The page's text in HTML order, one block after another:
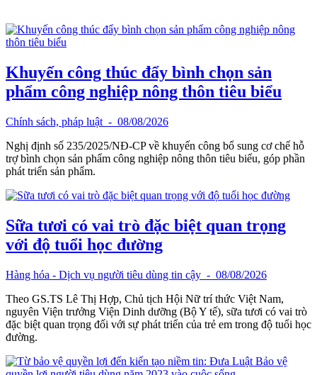
Khuyến công thúc đẩy bình chọn sản
phẩm công nghiệp nông thôn tiêu biểu
Chính sách, pháp luật - 08/08/2026
Nghị định số 235/2025/NĐ-CP về khuyến công bổ sung cơ chế hỗ
trợ bình chọn sản phẩm công nghiệp nông thôn tiêu biểu, góp phần
phát triển sản phẩm.
Sữa tươi có vai trò đặc biệt quan trọng
với độ tuổi học đường
Hàng hóa - Dịch vụ người tiêu dùng tin cậy - 08/08/2026
Theo GS.TS Lê Thị Hợp, Chủ tịch Hội Nữ trí thức Việt Nam,
nguyên Viện trưởng Viện Dinh dưỡng (Bộ Y tế), sữa tươi có vai trò
đặc biệt quan trọng đối với sự phát triển của trẻ em trong độ tuổi học
đường.